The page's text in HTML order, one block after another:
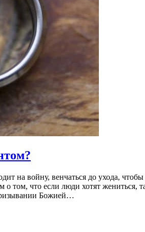
на войну, венчаться до ухода,
что если люди хотят жениться,
Божией…